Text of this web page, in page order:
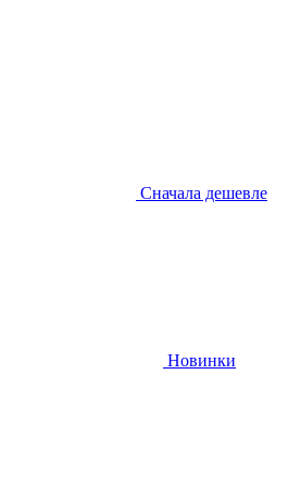
Сначала дешевле
Новинки